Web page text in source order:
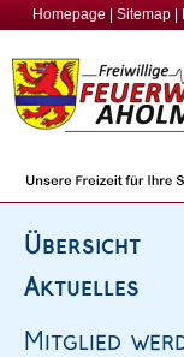
Homepage Sitemap